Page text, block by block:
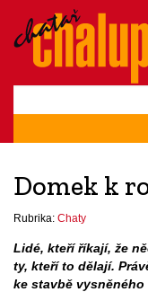
Domek k
Rubrika: Chaty
Lidé, kteří říkají, že
ty, kteří to dělají.
ke stavbě